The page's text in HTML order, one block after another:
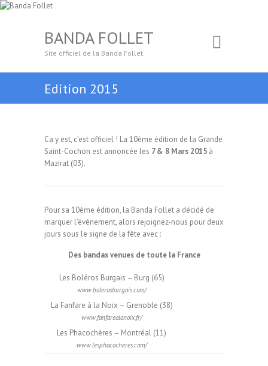
BANDA FOLLET
Site officiel de la Banda Follet
Edition 2015
Ca y est, c’est officiel ! La 10ème édition de la Grande
Saint-Cochon est annoncée les 7 & 8 Mars 2015 à
Mazirat (03).
Pour sa 10ème édition, la Banda Follet a décidé de
marquer l’événement, alors rejoignez-nous pour deux
jours sous le signe de la fête avec :
Des bandas venues de toute la France
Les Boléros Burgais – Burg (65)
www.bolerosburgais.com/
La Fanfare à la Noix – Grenoble (38)
www.fanfarealanoix.fr/
Les Phacochères – Montréal (11)
www.lesphacocheres.com/